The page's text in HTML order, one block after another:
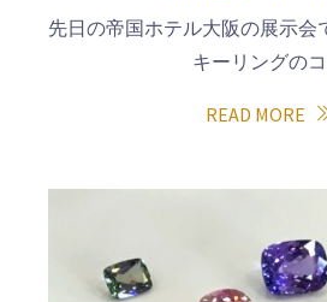
先日の帝国ホテル大阪の展示会
キーリングの
READ MORE